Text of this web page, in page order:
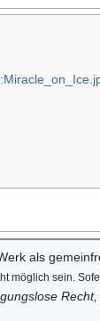
als
möglich sein.